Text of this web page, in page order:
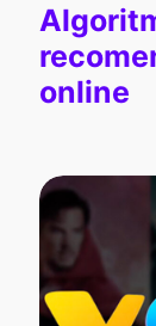
online